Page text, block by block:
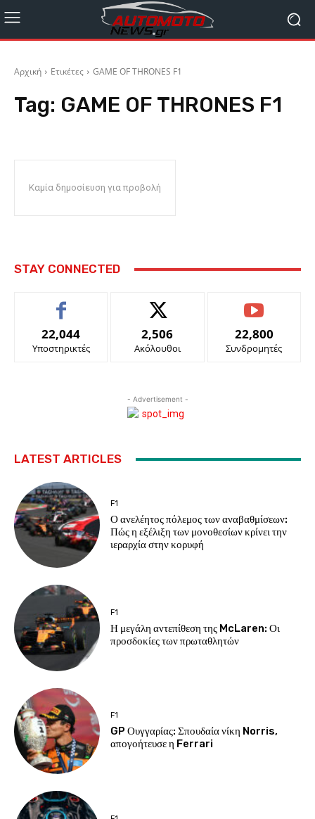
Αρχική Ετικέτες GAME OF THRONES F1
Tag: GAME OF THRONES F1
Καμία δημοσίευση για προβολή
STAY CONNECTED
22,044
Υποστηρικτές
2,506
Ακόλουθοι
22,800
Συνδρομητές
- Advertisement -
LATEST ARTICLES
F1
Ο ανελέητος πόλεμος των αναβαθμίσεων:
Πώς η εξέλιξη των μονοθεσίων κρίνει την
ιεραρχία στην κορυφή
F1
Η μεγάλη αντεπίθεση της McLaren: Οι
προσδοκίες των πρωταθλητών
F1
GP Ουγγαρίας: Σπουδαία νίκη Norris,
απογοήτευσε η Ferrari